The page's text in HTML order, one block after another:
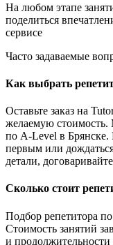
На любом этапе
поделиться
сервисе
Часто задаваемые
Как выбрать
Оставьте заказ на
желаемую
по A-Level в
первым или
детали,
Сколько стоит
Подбор репетитора
Стоимость занятий
и